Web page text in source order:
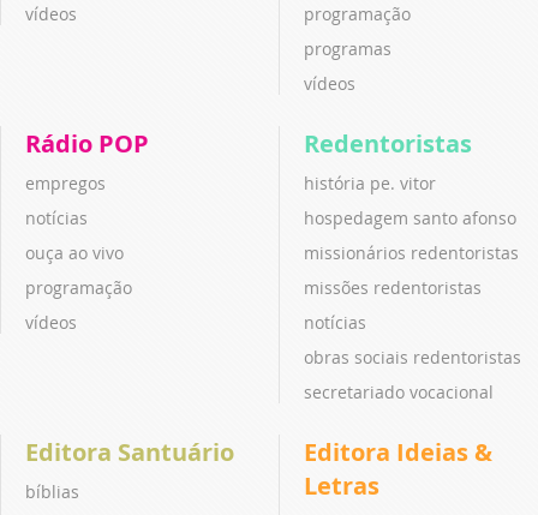
vídeos
programação
programas
vídeos
Rádio POP
empregos
notícias
ouça ao vivo
programação
vídeos
Redentoristas
história pe. vitor
hospedagem santo afonso
missionários redentoristas
missões redentoristas
notícias
obras sociais redentoristas
secretariado vocacional
Editora Santuário
bíblias
Editora Ideias &
Letras